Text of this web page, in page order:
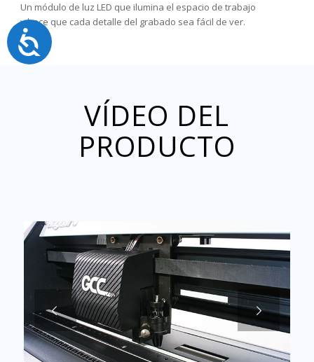
Accesibilidad
Un módulo de luz LED que ilumina el espacio de trabajo
y hace que cada detalle del grabado sea fácil de ver.
VÍDEO DEL
PRODUCTO
Posterior